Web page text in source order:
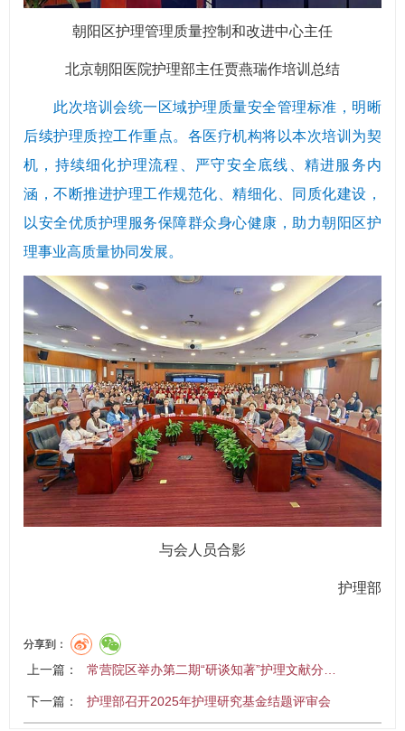
朝阳区护理管理质量控制和改进中心主任
北京朝阳医院护理部主任贾燕瑞作培训总结
此次培训会统一区域护理质量安全管理标准，明晰
后续护理质控工作重点。各医疗机构将以本次培训为契
机，持续细化护理流程、严守安全底线、精进服务内
涵，不断推进护理工作规范化、精细化、同质化建设，
以安全优质护理服务保障群众身心健康，助力朝阳区护
理事业高质量协同发展。
与会人员合影
护理部
分享到：
上一篇： 常营院区举办第二期“研谈知著”护理文献分…
下一篇： 护理部召开2025年护理研究基金结题评审会